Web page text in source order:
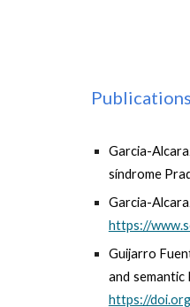
Garcia-
síndrome
Garcia-
https://
Guijarro
and semantic
https://